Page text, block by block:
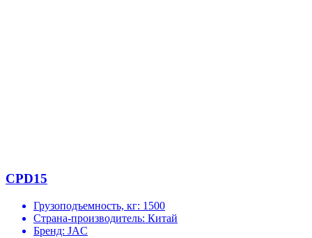
CPD15
Грузоподъемность, кг: 1500
Страна-производитель: Китай
Бренд: JAC